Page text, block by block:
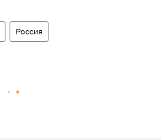
Россия